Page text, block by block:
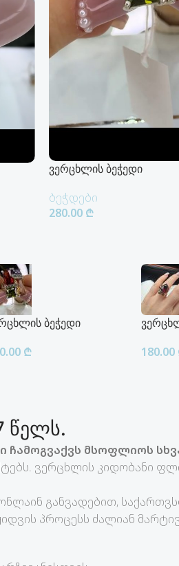
ვერცხლის ბეჭედი
ბეჭდები
280.00 ₾
ბეჭედი
₾ 180.00
წელს.
მსოფლიოს
ვერცხლის კიდობანი
განვადებით,
პროცესს ძალიან